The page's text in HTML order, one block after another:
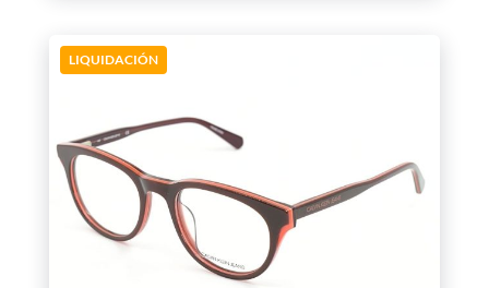
LIQUIDACIÓN